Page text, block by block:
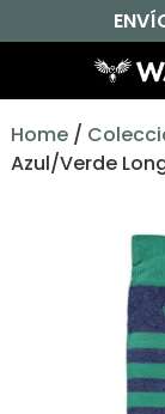
Home/
Azul/Verde